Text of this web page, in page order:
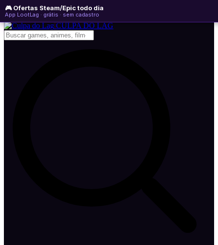
🎮 Ofertas Steam/Epic todo dia
App LootLag · grátis · sem cadastro
quinta-feira, 06 de agosto de 2026
Newsletter
CULPA DO LAG